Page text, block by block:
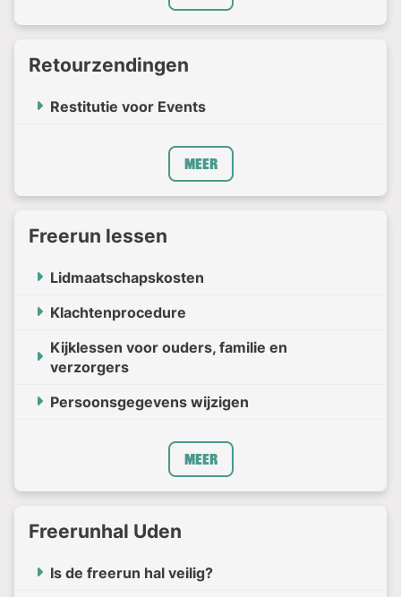
Retourzendingen
Restitutie voor Events
Meer
Freerun lessen
Lidmaatschapskosten
Klachtenprocedure
Kijklessen voor ouders, familie en
verzorgers
Persoonsgegevens wijzigen
Meer
Freerunhal Uden
Is de freerun hal veilig?